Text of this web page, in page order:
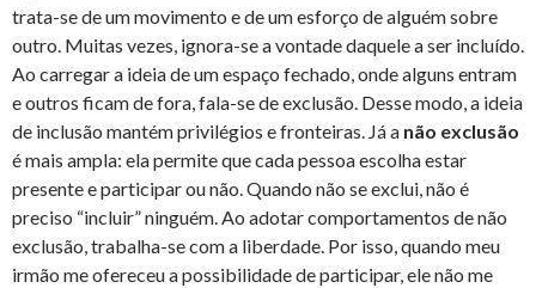
trata-se de um movimento e de um esforço de alguém sobre
outro. Muitas vezes, ignora-se a vontade daquele a ser incluído.
Ao carregar a ideia de um espaço fechado, onde alguns entram
e outros ficam de fora, fala-se de exclusão. Desse modo, a ideia
de inclusão mantém privilégios e fronteiras. Já a não exclusão
é mais ampla: ela permite que cada pessoa escolha estar
presente e participar ou não. Quando não se exclui, não é
preciso “incluir” ninguém. Ao adotar comportamentos de não
exclusão, trabalha-se com a liberdade. Por isso, quando meu
irmão me ofereceu a possibilidade de participar, ele não me